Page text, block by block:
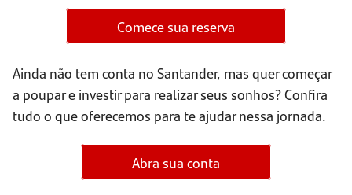
Comece sua reserva
Ainda não tem conta no Santander, mas quer começar
a poupar e investir para realizar seus sonhos? Confira
tudo o que oferecemos para te ajudar nessa jornada.
Abra sua conta